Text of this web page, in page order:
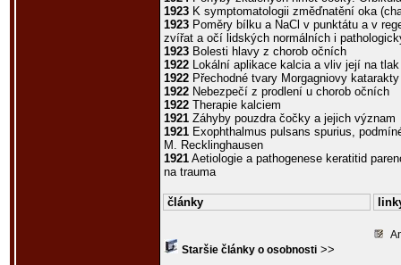
1923 K symptomatologii změďnatění oka
1923 Poměry bílku a NaCl v punktátu a v
zvířat a očí lidských normálních i
1923 Bolesti hlavy z chorob očních
1922 Lokální aplikace kalcia a vliv její na
1922 Přechodné tvary Morgagniovy katarakty
1922 Nebezpečí z prodlení u chorob očních
1922 Therapie kalciem
1921 Záhyby pouzdra čočky a jejich význam
1921 Exophthalmus pulsans spurius,
M. Recklinghausen
1921 Aetiologie a pathogenese keratitid
na trauma
články
Staršie články o osobnosti >>